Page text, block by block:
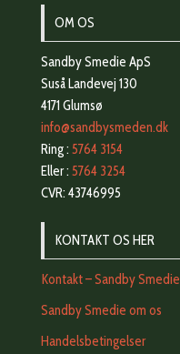
OM OS
Sandby Smedie ApS
Suså Landevej 130
4171 Glumsø
info@sandbysmeden.dk
Ring : 5764 3154
Eller : 5764 3254
CVR: 43746995
KONTAKT OS HER
Kontakt – Sandby Smedie
Sandby Smedie om os
Handelsbetingelser